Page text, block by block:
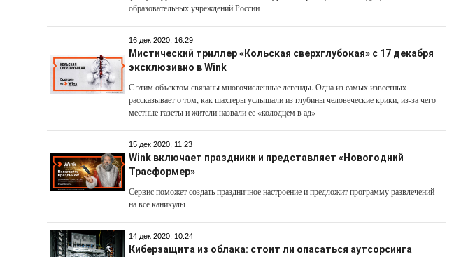
образовательных учреждений России
16 дек 2020, 16:29
Мистический триллер «Кольская сверхглубокая» с 17 декабря
эксклюзивно в Wink
С этим объектом связаны многочисленные легенды. Одна из самых известных
рассказывает о том, как шахтеры услышали из глубины человеческие крики, из-за чего
местные газеты и жители назвали ее «колодцем в ад»
15 дек 2020, 11:23
Wink включает праздники и представляет «Новогодний
Трасформер»
Сервис поможет создать праздничное настроение и предложит программу развлечений
на все каникулы
14 дек 2020, 10:24
Киберзащита из облака: стоит ли опасаться аутсорсинга